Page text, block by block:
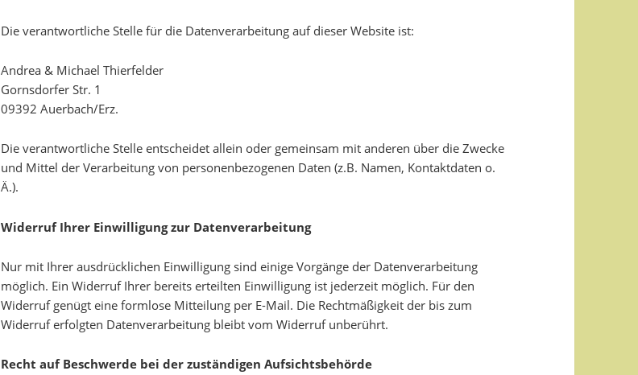
Die verantwortliche Stelle für die Datenverarbeitung auf dieser Website ist:
Andrea & Michael Thierfelder
Gornsdorfer Str. 1
09392 Auerbach/Erz.
Die verantwortliche Stelle entscheidet allein oder gemeinsam mit anderen über die Zwecke
und Mittel der Verarbeitung von personenbezogenen Daten (z.B. Namen, Kontaktdaten o.
Ä.).
Widerruf Ihrer Einwilligung zur Datenverarbeitung
Nur mit Ihrer ausdrücklichen Einwilligung sind einige Vorgänge der Datenverarbeitung
möglich. Ein Widerruf Ihrer bereits erteilten Einwilligung ist jederzeit möglich. Für den
Widerruf genügt eine formlose Mitteilung per E-Mail. Die Rechtmäßigkeit der bis zum
Widerruf erfolgten Datenverarbeitung bleibt vom Widerruf unberührt.
Recht auf Beschwerde bei der zuständigen Aufsichtsbehörde